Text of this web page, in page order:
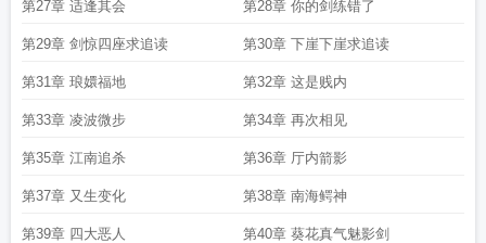
第27章 适逢其会 第28章 你的剑练错了
第29章 剑惊四座求追读 第30章 下崖下崖求追读
第31章 琅嬛福地 第32章 这是贱内
第33章 凌波微步 第34章 再次相见
第35章 江南追杀 第36章 厅内箭影
第37章 又生变化 第38章 南海鳄神
第39章 四大恶人 第40章 葵花真气魅影剑